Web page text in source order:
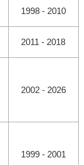
1998 - 2010
2011 - 2018
2002 - 2026
1999 - 2001